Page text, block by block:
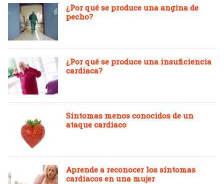
¿Por qué se produce una angina de
pecho?
¿Por qué se produce una insuficiencia
cardiaca?
Síntomas menos conocidos de un
ataque cardiaco
Aprende a reconocer los síntomas
cardiacos en una mujer